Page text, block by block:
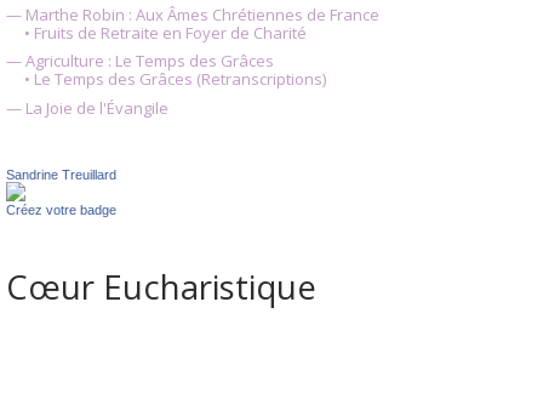
— Marthe Robin : Aux Âmes Chrétiennes de France
• Fruits de Retraite en Foyer de Charité
— Agriculture : Le Temps des Grâces
• Le Temps des Grâces (Retranscriptions)
— La Joie de l'Évangile
Sandrine Treuillard
Créez votre badge
Cœur Eucharistique